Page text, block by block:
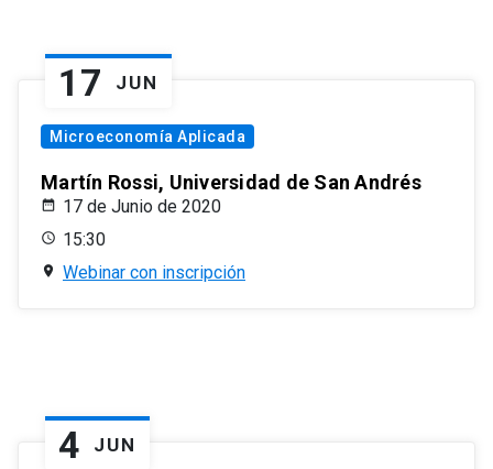
17 JUN
Microeconomía Aplicada
Martín Rossi, Universidad de San Andrés
17 de Junio de 2020
15:30
Webinar con inscripción
4 JUN